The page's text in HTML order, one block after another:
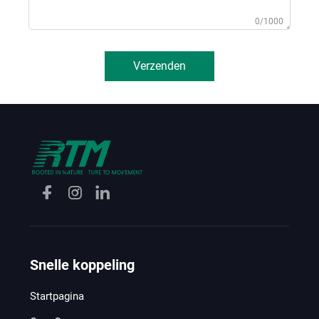
0/1000
Verzenden
Snelle koppeling
Startpagina